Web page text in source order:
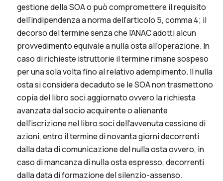
gestione della SOA o può compromettere il requisito
dell'indipendenza a norma dell'articolo 5, comma 4; il
decorso del termine senza che l’ANAC adotti alcun
provvedimento equivale a nulla osta all'operazione. In
caso di richieste istruttorie il termine rimane sospeso
per una sola volta fino al relativo adempimento. Il nulla
osta si considera decaduto se le SOA non trasmettono
copia del libro soci aggiornato ovvero la richiesta
avanzata dal socio acquirente o alienante
dell'iscrizione nel libro soci dell'avvenuta cessione di
azioni, entro il termine di novanta giorni decorrenti
dalla data di comunicazione del nulla osta ovvero, in
caso di mancanza di nulla osta espresso, decorrenti
dalla data di formazione del silenzio-assenso.